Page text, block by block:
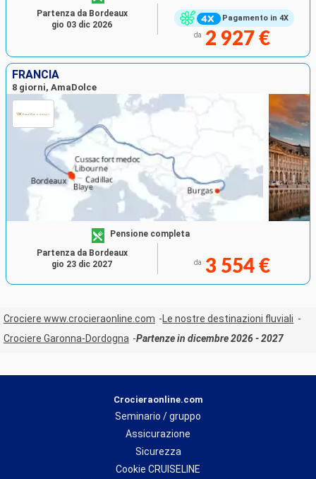
Pagamento in 4X
da 2 927 €
Partenza da Bordeaux
gio 03 dic 2026
FRANCIA
8 giorni, AmaDolce
Pensione completa
da 3 554 €
Partenza da Bordeaux
gio 23 dic 2027
Crociere www.crocieraonline.com
Le nostre destinazioni fluviali
Crociere Garonna-Dordogna
Partenze in dicembre 2026 - 2027
Crocieraonline.com
Seminario / gruppo
Assicurazione
Sicurezza
Cookie CRUISELINE